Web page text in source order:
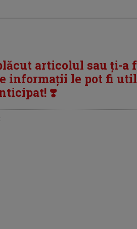
articolul sau ți-a
informații le pot fi
❣️